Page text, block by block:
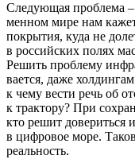
Сле­ду­ю­щая про­бле­ма
мен­ном мире нам
покры­тия, куда не
в рос­сий­ских полях
Решить про­бле­му
ва­ет­ся, даже
к чему вести речь об
к трак­то­ру? При
кто решит дове­рить­ся
в циф­ро­вое море.
реальность.